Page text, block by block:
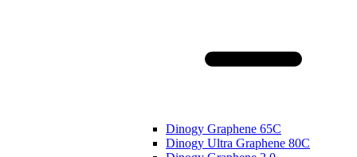
Dinogy Graphene 65C
Dinogy Ultra Graphene 80C